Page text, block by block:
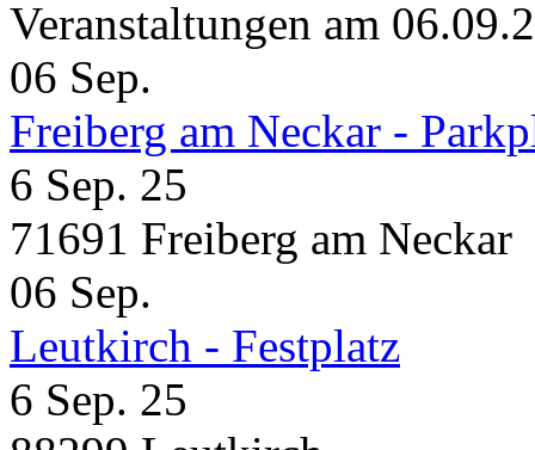
Veranstaltungen am
06 Sep.
Freiberg am Neckar -
6 Sep. 25
71691 Freiberg am Neckar
06 Sep.
Leutkirch - Festplatz
6 Sep. 25